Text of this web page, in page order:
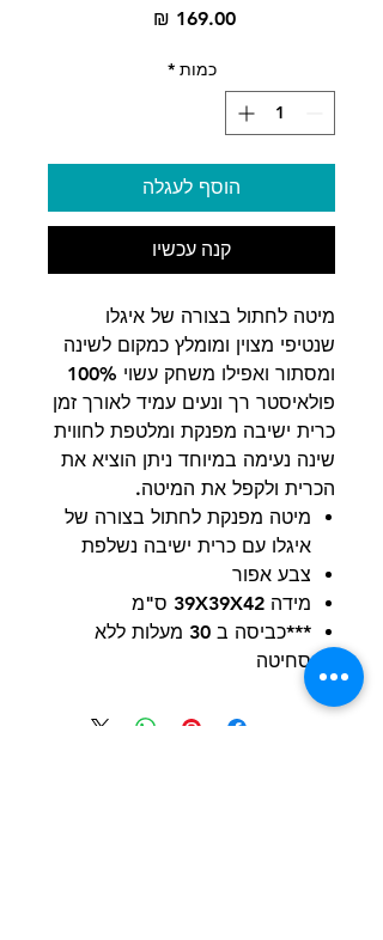
כמות *
הוסף לעגלה
קנה עכשיו
מיטה לחתול בצורה של איגלו
שנטיפי מצוין ומומלץ כמקום לשינה
ומסתור ואפילו משחק עשוי 100%
פולאיסטר רך ונעים עמיד לאורך זמן
כרית ישיבה מפנקת ומלטפת לחווית
שינה נעימה במיוחד ניתן הוציא את
הכרית ולקפל את המיטה.
מיטה מפנקת לחתול בצורה של
איגלו עם כרית ישיבה נשלפת
צבע אפור
מידה 39X39X42 ס"מ
***כביסה ב 30 מעלות ללא
סחיטה